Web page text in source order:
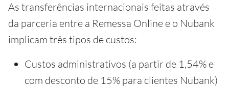
As transferências internacionais feitas através
da parceria entre a Remessa Online e o Nubank
implicam três tipos de custos:
Custos administrativos (a partir de 1,54% e
com desconto de 15% para clientes Nubank)